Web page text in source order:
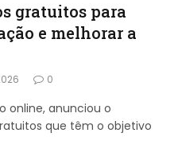
gratuitos para
e melhorar a
0
online, anunciou o
que têm o objetivo